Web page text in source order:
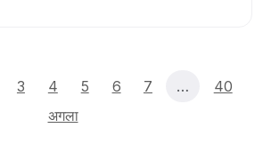
3 4 5 6 7 …
40
अगला